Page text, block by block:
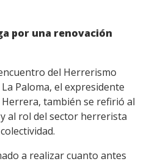
por una renovación
del Herrerismo
Paloma, el expresidente
Herrera, también se refirió al
al rol del sector herrerista
a realizar cuanto antes